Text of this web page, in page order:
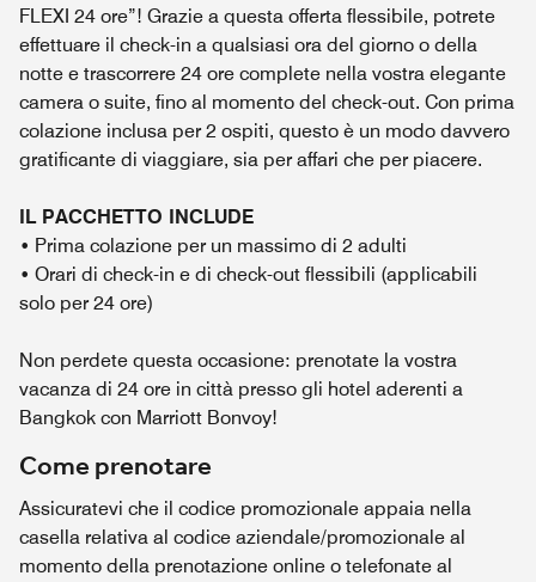
FLEXI 24 ore”! Grazie a questa offerta flessibile, potrete
effettuare il check-in a qualsiasi ora del giorno o della
notte e trascorrere 24 ore complete nella vostra elegante
camera o suite, fino al momento del check-out. Con prima
colazione inclusa per 2 ospiti, questo è un modo davvero
gratificante di viaggiare, sia per affari che per piacere.
IL PACCHETTO INCLUDE
• Prima colazione per un massimo di 2 adulti
• Orari di check-in e di check-out flessibili (applicabili
solo per 24 ore)
Non perdete questa occasione: prenotate la vostra
vacanza di 24 ore in città presso gli hotel aderenti a
Bangkok con Marriott Bonvoy!
Come prenotare
Assicuratevi che il codice promozionale appaia nella
casella relativa al codice aziendale/promozionale al
momento della prenotazione online o telefonate al